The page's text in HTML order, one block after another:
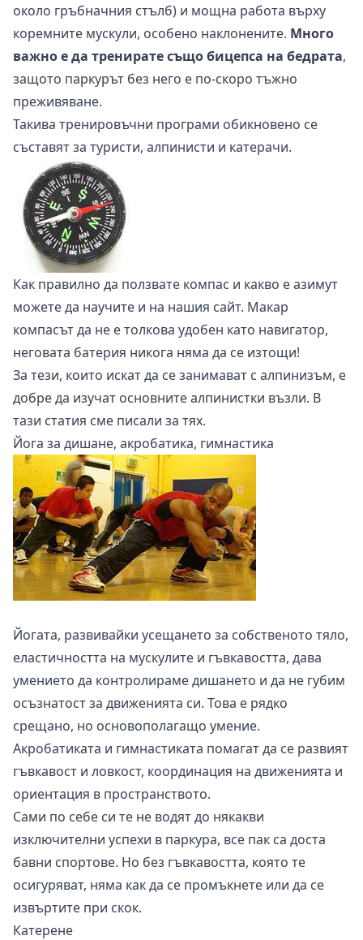
около гръбначния стълб) и мощна работа върху
коремните мускули, особено наклонените. Много
важно е да тренирате също бицепса на бедрата,
защото паркурът без него е по-скоро тъжно
преживяване.
Такива тренировъчни програми обикновено се
съставят за туристи, алпинисти и катерачи.
Как правилно да ползвате компас и какво е азимут
можете да научите и на нашия сайт. Макар
компасът да не е толкова удобен като навигатор,
неговата батерия никога няма да се изтощи!
За тези, които искат да се занимават с алпинизъм, е
добре да изучат основните алпинистки възли. В
тази статия сме писали за тях.
Йога за дишане, акробатика, гимнастика
Йогата, развивайки усещането за собственото тяло,
еластичността на мускулите и гъвкавостта, дава
умението да контролираме дишането и да не губим
осъзнатост за движенията си. Това е рядко
срещано, но основополагащо умение.
Акробатиката и гимнастиката помагат да се развият
гъвкавост и ловкост, координация на движенията и
ориентация в пространството.
Сами по себе си те не водят до някакви
изключителни успехи в паркура, все пак са доста
бавни спортове. Но без гъвкавостта, която те
осигуряват, няма как да се промъкнете или да се
извъртите при скок.
Катерене